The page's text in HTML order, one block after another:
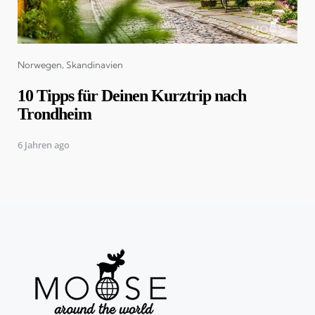
Categories
Norwegen Skandinavien
10 Tipps für Deinen Kurztrip nach
Trondheim
6 Jahren ago